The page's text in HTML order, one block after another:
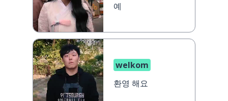
예
welkom
환영 해요